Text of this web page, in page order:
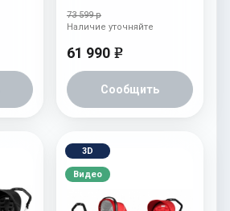
73 599 р
61 990 e
Сообщить
Наличие уточняйте
3D
Видео